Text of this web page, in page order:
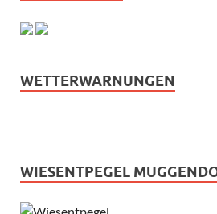
WETTERWARNUNGEN
WIESENTPEGEL